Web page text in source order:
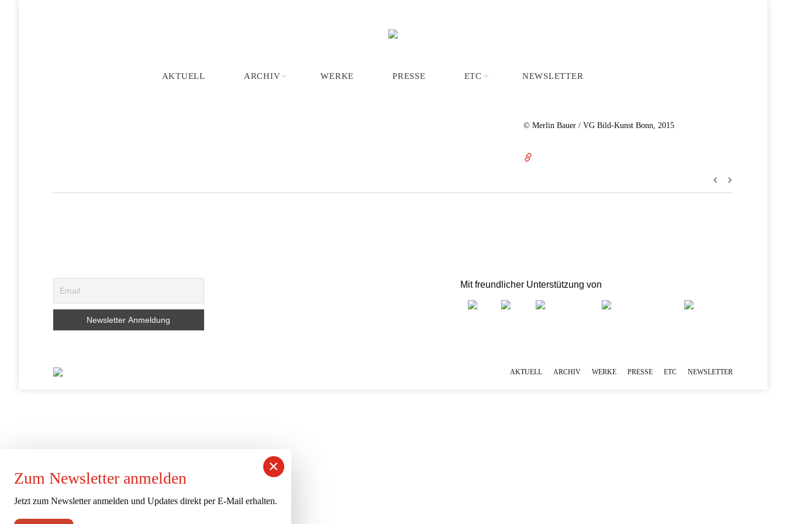
AKTUELL ARCHIV WERKE PRESSE ETC NEWSLETTER
© Merlin Bauer / VG Bild-Kunst Bonn, 2015
Mit freundlicher Unterstützung von
AKTUELL ARCHIV WERKE PRESSE ETC NEWSLETTER
×
Zum Newsletter anmelden
Jetzt zum Newsletter anmelden und Updates direkt per E-Mail erhalten.